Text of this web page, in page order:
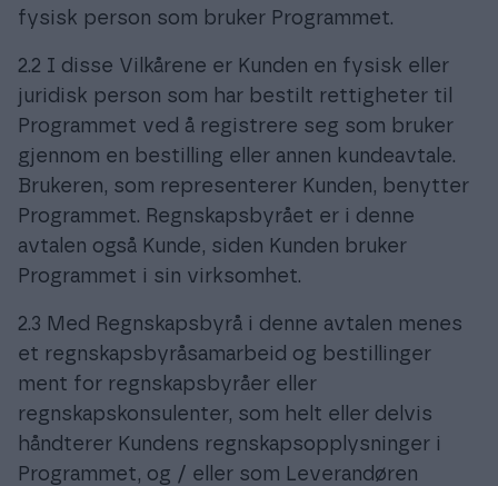
fysisk person som bruker Programmet.
2.2 I disse Vilkårene er Kunden en fysisk eller
juridisk person som har bestilt rettigheter til
Programmet ved å registrere seg som bruker
gjennom en bestilling eller annen kundeavtale.
Brukeren, som representerer Kunden, benytter
Programmet. Regnskapsbyrået er i denne
avtalen også Kunde, siden Kunden bruker
Programmet i sin virksomhet.
2.3 Med Regnskapsbyrå i denne avtalen menes
et regnskapsbyråsamarbeid og bestillinger
ment for regnskapsbyråer eller
regnskapskonsulenter, som helt eller delvis
håndterer Kundens regnskapsopplysninger i
Programmet, og / eller som Leverandøren